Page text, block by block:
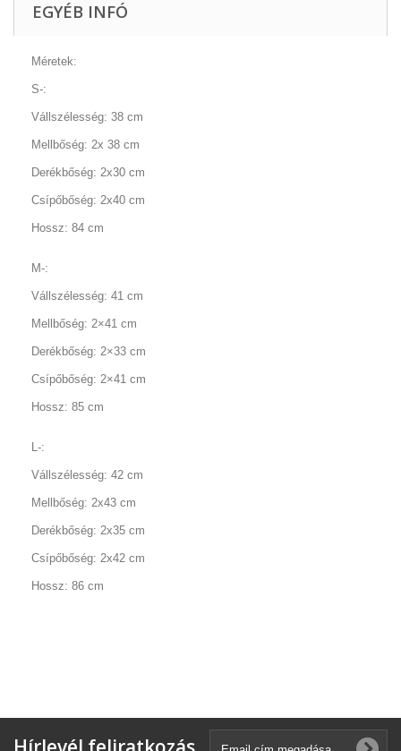
EGYÉB INFÓ
Méretek:
S-:
Vállszélesség: 38 cm
Mellbőség: 2x 38 cm
Derékbőség: 2x30 cm
Csípőbőség: 2x40 cm
Hossz: 84 cm
M-:
Vállszélesség: 41 cm
Mellbőség: 2×41 cm
Derékbőség: 2×33 cm
Csípőbőség: 2×41 cm
Hossz: 85 cm
L-:
Vállszélesség: 42 cm
Mellbőség: 2x43 cm
Derékbőség: 2x35 cm
Csípőbőség: 2x42 cm
Hossz: 86 cm